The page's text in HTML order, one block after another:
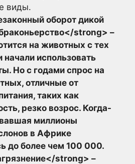
виды.
оборот дикой
strong> –
на животных с тех
начали использовать
Но с годами спрос на
отличные от
таких как
резко возрос. Когда-
миллионы
в Африке
до более чем 100 000.
strong> –